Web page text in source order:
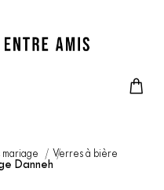
mariage
Verres à bière
Danneh